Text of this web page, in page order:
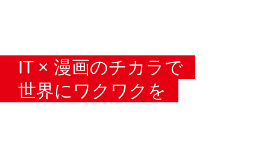
IT × 漫画のチカラで
世界にワクワクを